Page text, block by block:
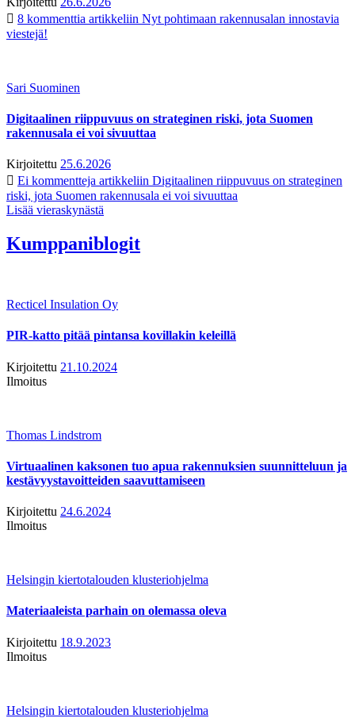
8 kommenttia artikkeliin Nyt pohtimaan rakennusalan innostavia
viestejä!
Sari Suominen
Digitaalinen riippuvuus on strateginen riski, jota Suomen
rakennusala ei voi sivuuttaa
Kirjoitettu 25.6.2026
Ei kommentteja artikkeliin Digitaalinen riippuvuus on strateginen
riski, jota Suomen rakennusala ei voi sivuuttaa
Lisää vieraskynästä
Kumppaniblogit
Recticel Insulation Oy
PIR-katto pitää pintansa kovillakin keleillä
Kirjoitettu 21.10.2024
Ilmoitus
Thomas Lindstrom
Virtuaalinen kaksonen tuo apua rakennuksien suunnitteluun ja
kestävyystavoitteiden saavuttamiseen
Kirjoitettu 24.6.2024
Ilmoitus
Helsingin kiertotalouden klusteriohjelma
Materiaaleista parhain on olemassa oleva
Kirjoitettu 18.9.2023
Ilmoitus
Helsingin kiertotalouden klusteriohjelma